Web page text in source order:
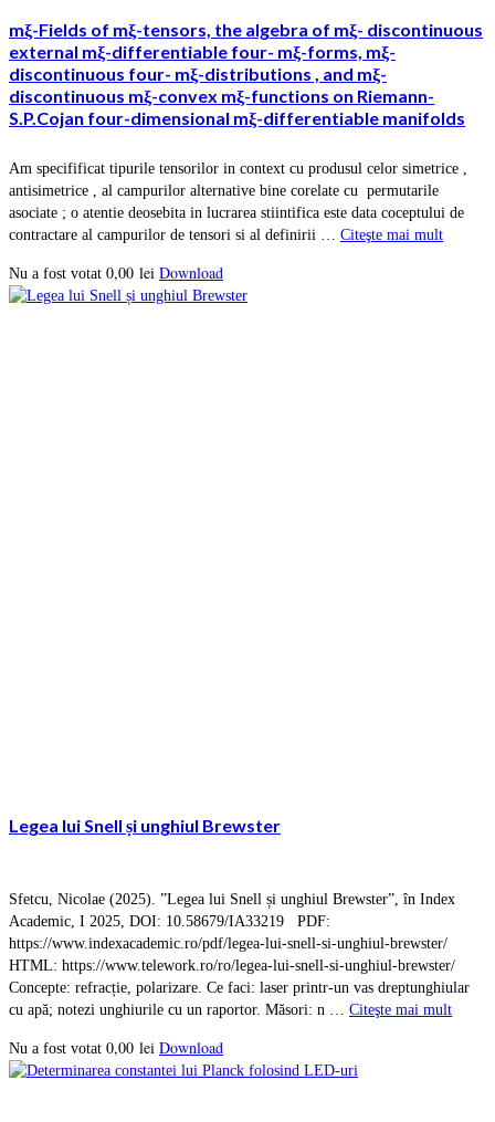
mξ-Fields of mξ-tensors, the algebra of mξ- discontinuous
external mξ-differentiable four- mξ-forms, mξ-
discontinuous four- mξ-distributions , and mξ-
discontinuous mξ-convex mξ-functions on Riemann-
S.P.Cojan four-dimensional mξ-differentiable manifolds
Am specifificat tipurile tensorilor in context cu produsul celor simetrice ,
antisimetrice , al campurilor alternative bine corelate cu permutarile
asociate ; o atentie deosebita in lucrarea stiintifica este data coceptului de
contractare al campurilor de tensori si al definirii … Citeşte mai mult
Nu a fost votat 0,00 lei Download
Legea lui Snell și unghiul Brewster
Sfetcu, Nicolae (2025). ”Legea lui Snell și unghiul Brewster”, în Index
Academic, I 2025, DOI: 10.58679/IA33219 PDF:
https://www.indexacademic.ro/pdf/legea-lui-snell-si-unghiul-brewster/
HTML: https://www.telework.ro/ro/legea-lui-snell-si-unghiul-brewster/
Concepte: refracție, polarizare. Ce faci: laser printr-un vas dreptunghiular
cu apă; notezi unghiurile cu un raportor. Măsori: n … Citeşte mai mult
Nu a fost votat 0,00 lei Download